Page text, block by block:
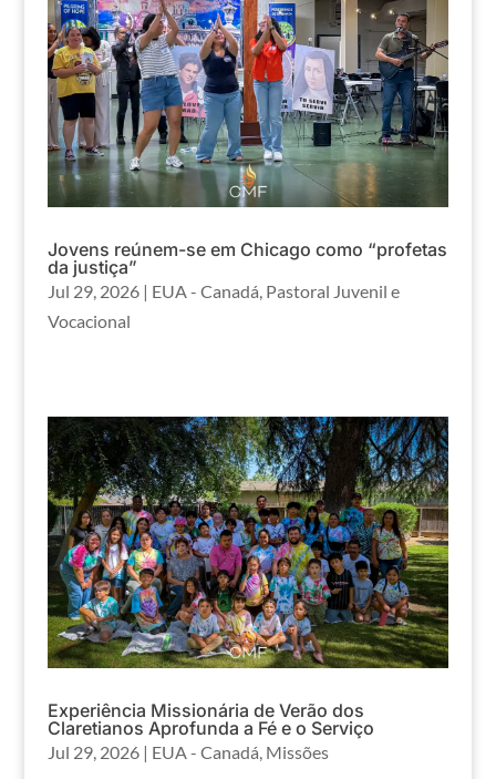
Jovens reúnem-se em Chicago como “profetas
da justiça”
Jul 29, 2026| EUA - Canadá, Pastoral Juvenil e
Vocacional
Experiência Missionária de Verão dos
Claretianos Aprofunda a Fé e o Serviço
Jul 29, 2026| EUA - Canadá Missões